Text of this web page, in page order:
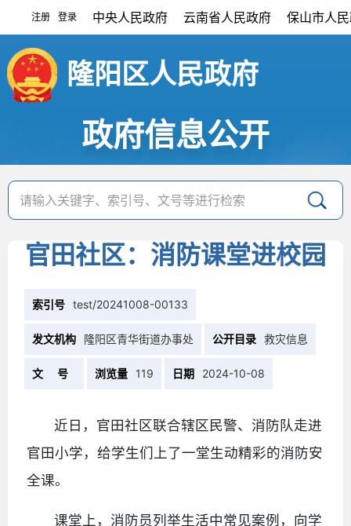
注册 登录 中央人民政府 云南省人民政府 保山市人
隆阳区人民政府
政府信息公开
官田社区：消防课堂进校园
索引号 test/20241008-00133
发文机构 隆阳区青华街道办事处 公开目录 救灾信息
文 号 浏览量 119 日期 2024-10-08
近日，官田社区联合辖区民警、消防队走进
官田小学，给学生们上了一堂生动精彩的消防安
全课。
课堂上，消防员列举生活中常见案例，向学